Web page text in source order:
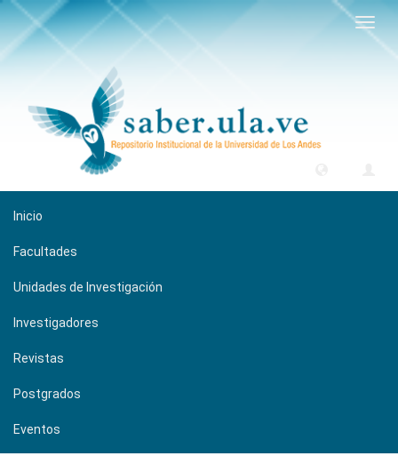
Inicio
Facultades
Unidades de Investigación
Investigadores
Revistas
Postgrados
Eventos